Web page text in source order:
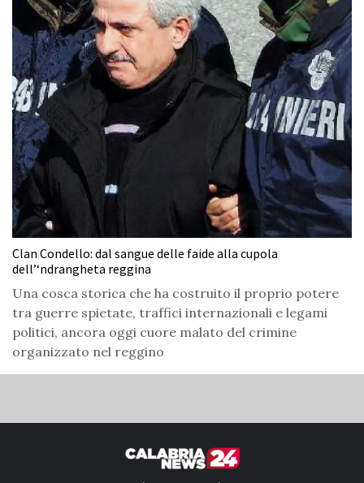
Clan Condello: dal sangue delle faide alla cupola
dell’‘ndrangheta reggina
Una cosca storica che ha costruito il proprio potere
tra guerre spietate, traffici internazionali e legami
politici, ancora oggi cuore malato del crimine
organizzato nel reggino